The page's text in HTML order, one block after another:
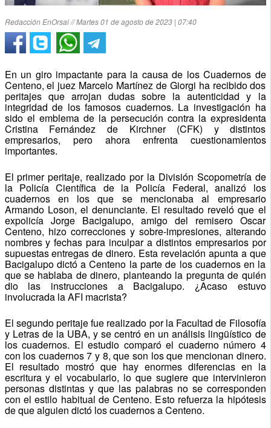
Redacción EnOrsai // Martes 01 de agosto de 2023 | 07:40
En un giro impactante para la causa de los Cuadernos de
Centeno, el juez Marcelo Martínez de Giorgi ha recibido dos
peritajes que arrojan dudas sobre la autenticidad y la
integridad de los famosos cuadernos. La investigación ha
sido el emblema de la persecución contra la expresidenta
Cristina Fernández de Kirchner (CFK) y distintos
empresarios, pero ahora enfrenta cuestionamientos
importantes.
El primer peritaje, realizado por la División Scopometría de
la Policía Científica de la Policía Federal, analizó los
cuadernos en los que se mencionaba al empresario
Armando Loson, el denunciante. El resultado reveló que el
expolicía Jorge Bacigalupo, amigo del remisero Oscar
Centeno, hizo correcciones y sobre-impresiones, alterando
nombres y fechas para inculpar a distintos empresarios por
supuestas entregas de dinero. Esta revelación apunta a que
Bacigalupo dictó a Centeno la parte de los cuadernos en la
que se hablaba de dinero, planteando la pregunta de quién
dio las instrucciones a Bacigalupo. ¿Acaso estuvo
involucrada la AFI macrista?
El segundo peritaje fue realizado por la Facultad de Filosofía
y Letras de la UBA, y se centró en un análisis lingüístico de
los cuadernos. El estudio comparó el cuaderno número 4
con los cuadernos 7 y 8, que son los que mencionan dinero.
El resultado mostró que hay enormes diferencias en la
escritura y el vocabulario, lo que sugiere que intervinieron
personas distintas y que las palabras no se corresponden
con el estilo habitual de Centeno. Esto refuerza la hipótesis
de que alguien dictó los cuadernos a Centeno.